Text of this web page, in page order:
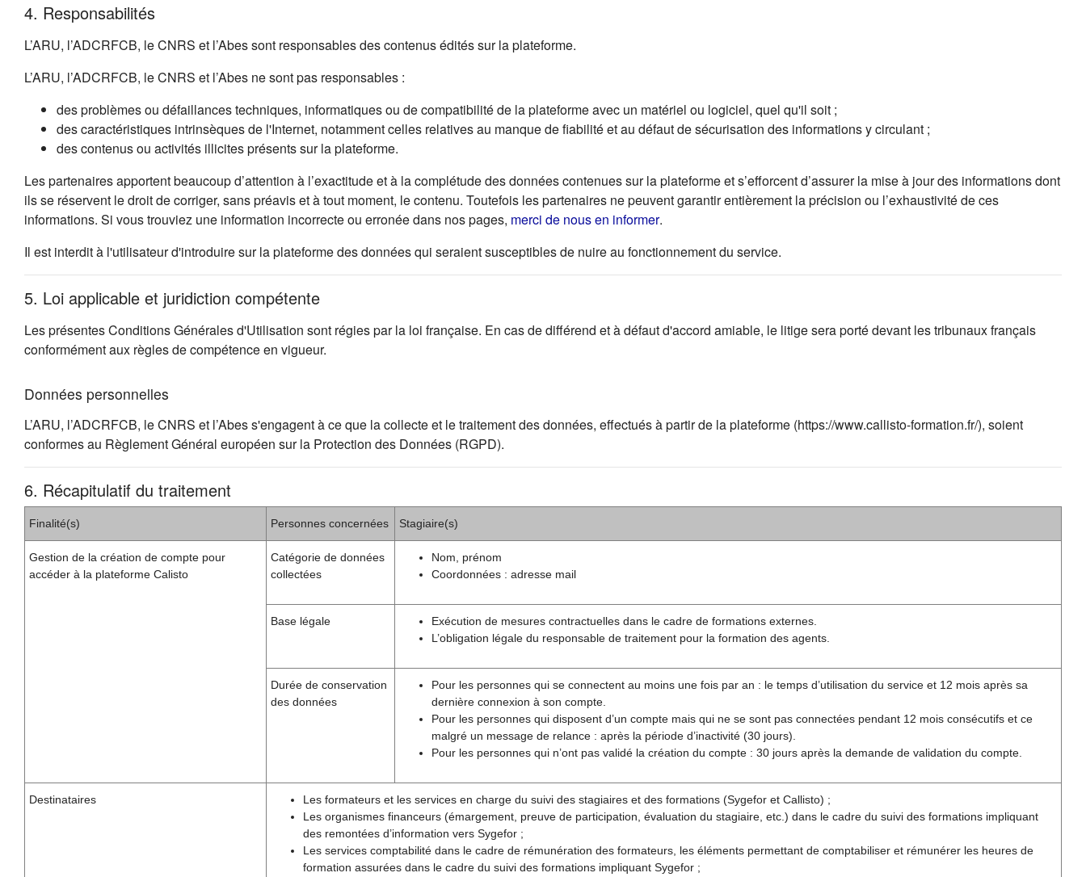
4. Responsabilités
L’ARU, l’ADCRFCB, le CNRS et l’Abes sont responsables des contenus édités sur la plateforme.
L’ARU, l’ADCRFCB, le CNRS et l’Abes ne sont pas responsables :
des problèmes ou défaillances techniques, informatiques ou de compatibilité de la plateforme avec un matériel ou logiciel, quel qu'il soit ;
des caractéristiques intrinsèques de l'Internet, notamment celles relatives au manque de fiabilité et au défaut de sécurisation des informations y circulant ;
des contenus ou activités illicites présents sur la plateforme.
Les partenaires apportent beaucoup d’attention à l’exactitude et à la complétude des données contenues sur la plateforme et s’efforcent d’assurer la mise à jour des informations dont
ils se réservent le droit de corriger, sans préavis et à tout moment, le contenu. Toutefois les partenaires ne peuvent garantir entièrement la précision ou l’exhaustivité de ces
informations. Si vous trouviez une information incorrecte ou erronée dans nos pages, merci de nous en informer(s'ouvre dans un nouvel onglet)
.
Il est interdit à l'utilisateur d'introduire sur la plateforme des données qui seraient susceptibles de nuire au fonctionnement du service.
5. Loi applicable et juridiction compétente
Les présentes Conditions Générales d'Utilisation sont régies par la loi française. En cas de différend et à défaut d'accord amiable, le litige sera porté devant les tribunaux français
conformément aux règles de compétence en vigueur.
Données personnelles
L’ARU, l’ADCRFCB, le CNRS et l’Abes s'engagent à ce que la collecte et le traitement des données, effectués à partir de la plateforme (https://www.callisto-formation.fr/), soient
conformes au Règlement Général européen sur la Protection des Données (RGPD).
6. Récapitulatif du traitement
Finalité(s) Personnes concernées Stagiaire(s)
Gestion de la création de compte pour
accéder à la plateforme Calisto
Catégorie de données
collectées
Nom, prénom
Coordonnées : adresse mail
Base légale
Exécution de mesures contractuelles dans le cadre de formations externes.
L’obligation légale du responsable de traitement pour la formation des agents.
Durée de conservation
des données
Pour les personnes qui se connectent au moins une fois par an : le temps d’utilisation du service et 12 mois après sa
dernière connexion à son compte.
Pour les personnes qui disposent d’un compte mais qui ne se sont pas connectées pendant 12 mois consécutifs et ce
malgré un message de relance : après la période d’inactivité (30 jours).
Pour les personnes qui n’ont pas validé la création du compte : 30 jours après la demande de validation du compte.
Destinataires
Les formateurs et les services en charge du suivi des stagiaires et des formations (Sygefor et Callisto) ;
Les organismes financeurs (émargement, preuve de participation, évaluation du stagiaire, etc.) dans le cadre du suivi des formations impliquant
des remontées d’information vers Sygefor ;
Les services comptabilité dans le cadre de rémunération des formateurs, les éléments permettant de comptabiliser et rémunérer les heures de
formation assurées dans le cadre du suivi des formations impliquant Sygefor ;